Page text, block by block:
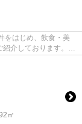
をはじめ、飲食・美
介しております。
㎡